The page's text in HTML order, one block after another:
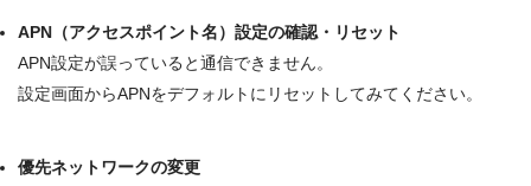
APN（アクセスポイント名）設定の確認・リセット
APN設定が誤っていると通信できません。
設定画面からAPNをデフォルトにリセットしてみてください。
優先ネットワークの変更